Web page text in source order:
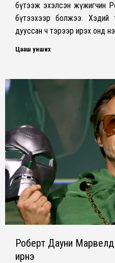
бүтээж эхэлсэн жүжигчин
бүтээхээр болжээ. Хэдий
дууссан ч тэрээр ирэх онд
Цааш унших
Роберт Дауни
ирнэ